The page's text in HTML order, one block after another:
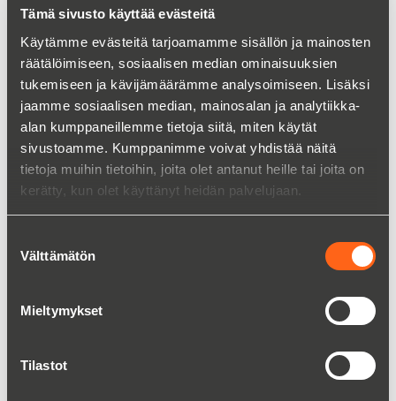
Tämä sivusto käyttää evästeitä
Käytämme evästeitä tarjoamamme sisällön ja mainosten
räätälöimiseen, sosiaalisen median ominaisuuksien
tukemiseen ja kävijämäärämme analysoimiseen. Lisäksi
jaamme sosiaalisen median, mainosalan ja analytiikka-
alan kumppaneillemme tietoja siitä, miten käytät
sivustoamme. Kumppanimme voivat yhdistää näitä
tietoja muihin tietoihin, joita olet antanut heille tai joita on
kerätty, kun olet käyttänyt heidän palvelujaan.
valinta
Välttämätön
Mieltymykset
Tilastot
elintarvikkeille
Lue lisää